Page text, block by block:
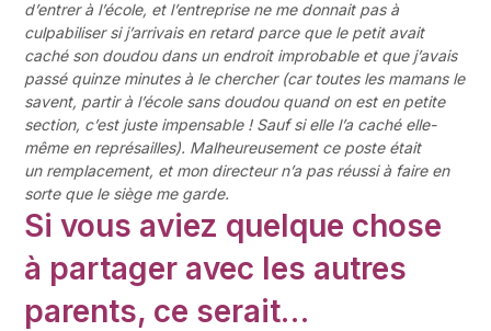
d’entrer à l’école, et l’entreprise ne me donnait pas à
culpabiliser si j’arrivais en retard parce que le petit avait
caché son doudou dans un endroit improbable et que j’avais
passé quinze minutes à le chercher (car toutes les mamans le
savent, partir à l’école sans doudou quand on est en petite
section, c’est juste impensable ! Sauf si elle l’a caché elle-
même en représailles). Malheureusement ce poste était
un remplacement, et mon directeur n’a pas réussi à faire en
sorte que le siège me garde.
Si vous aviez quelque chose
à partager avec les autres
parents, ce serait…